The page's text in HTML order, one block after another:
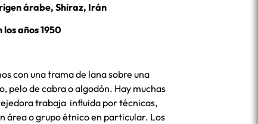
árabe, Shiraz, Irán
los años 1950
con una trama de lana sobre una
pelo de cabra o algodón. Hay muchas
trabaja influida por técnicas,
área o grupo étnico en particular. Los